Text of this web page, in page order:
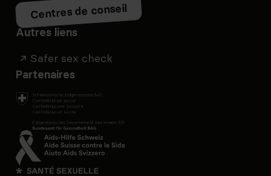
Centres de conseil
Autres liens
Safer sex check
Partenaires